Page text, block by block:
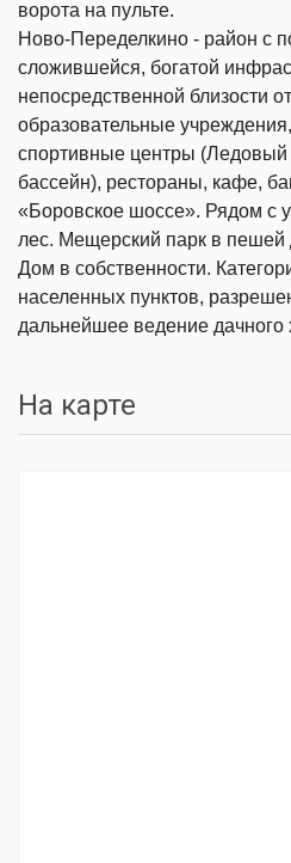
ворота на пульте.
Ново-Переделкино - район с
сложившейся, богатой
непосредственной близости
образовательные
спортивные центры (Ледовый
бассейн), рестораны, кафе,
«Боровское шоссе». Рядом с
лес. Мещерский парк в пешей
Дом в собственности.
населенных пунктов,
дальнейшее ведение дачного
На карте